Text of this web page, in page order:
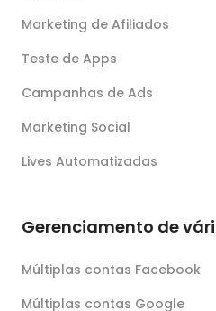
Marketing de Afiliados
Teste de Apps
Campanhas de Ads
Marketing Social
Lives Automatizadas
Gerenciamento de
Múltiplas contas Facebook
Múltiplas contas Google